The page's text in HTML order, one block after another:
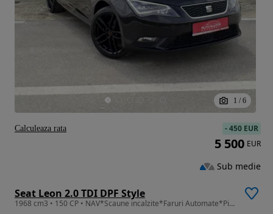
1 / 6
Seat Leon 2.0 TDI DPF Style
1968 cm3 • 150 CP • NAV*Scaune incalzite*Faruri Automate*Pilot*Sercice*Garantie*Rate
-450 EUR
5 500 EUR
Sub medie
Calculeaza rata